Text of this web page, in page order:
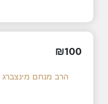
₪100
הרב מנחם מינצברג